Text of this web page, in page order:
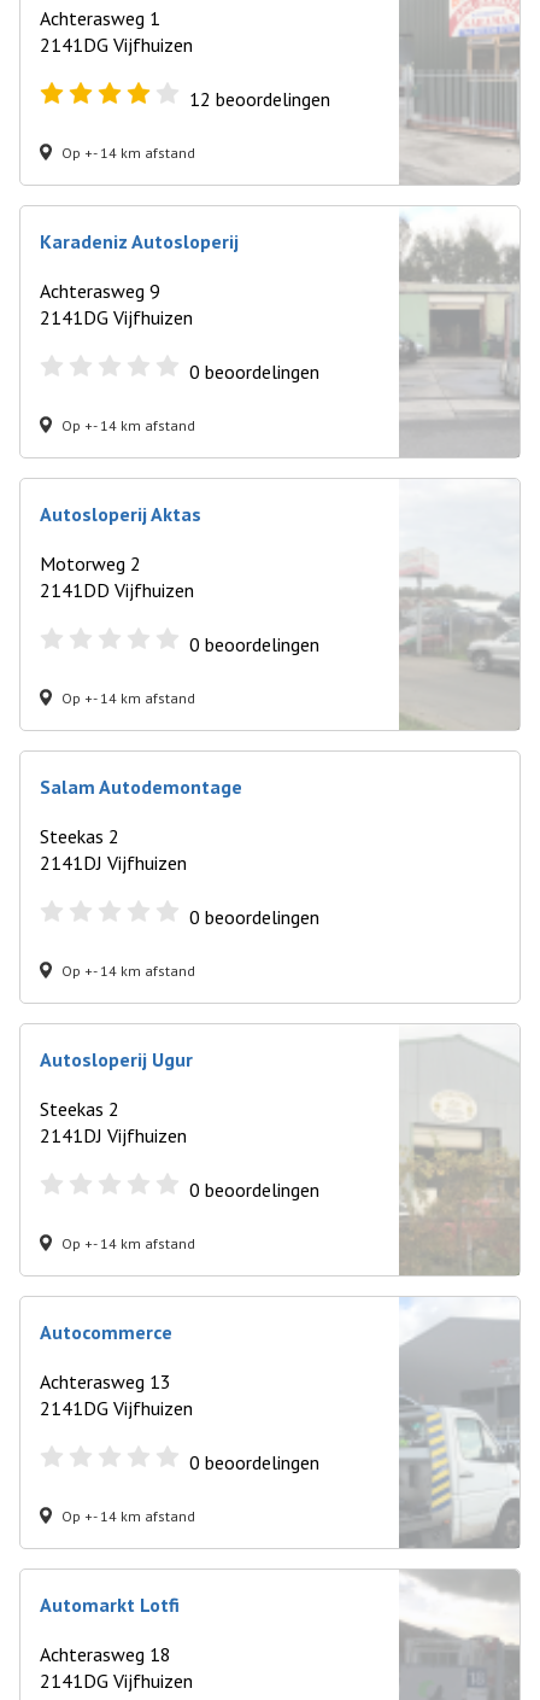
Achterasweg 1
2141DG Vijfhuizen
12 beoordelingen
Op +- 14 km afstand
Karadeniz Autosloperij
Achterasweg 9
2141DG Vijfhuizen
0 beoordelingen
Op +- 14 km afstand
Autosloperij Aktas
Motorweg 2
2141DD Vijfhuizen
0 beoordelingen
Op +- 14 km afstand
Salam Autodemontage
Steekas 2
2141DJ Vijfhuizen
0 beoordelingen
Op +- 14 km afstand
Autosloperij Ugur
Steekas 2
2141DJ Vijfhuizen
0 beoordelingen
Op +- 14 km afstand
Autocommerce
Achterasweg 13
2141DG Vijfhuizen
0 beoordelingen
Op +- 14 km afstand
Automarkt Lotfi
Achterasweg 18
2141DG Vijfhuizen